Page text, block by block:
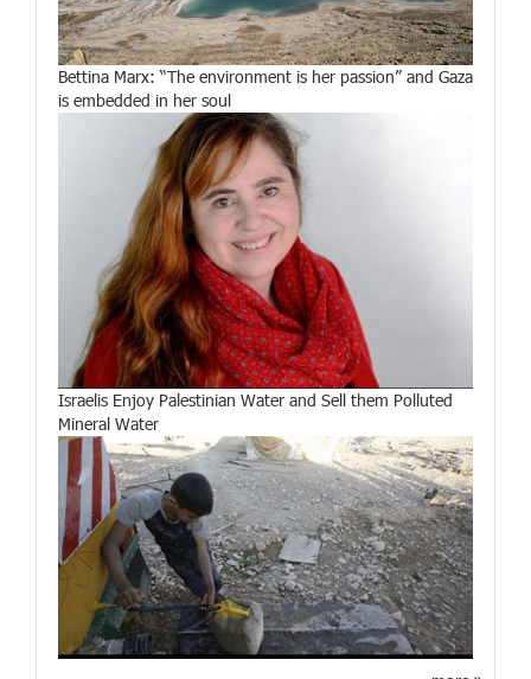
Bettina Marx: “The environment is her passion” and Gaza
is embedded in her soul
Israelis Enjoy Palestinian Water and Sell them Polluted
Mineral Water